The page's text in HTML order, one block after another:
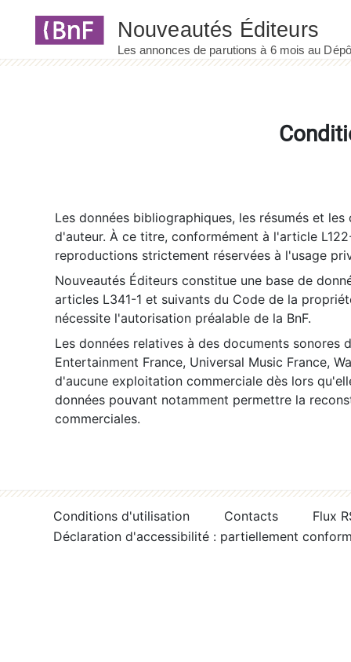
Les données bibliographiques, les résumés et
d'auteur. À ce titre, conformément à l'article
reproductions strictement réservées à l'usage
Nouveautés Éditeurs constitue une base de
articles L341-1 et suivants du Code de la
nécessite l'autorisation préalable de la BnF.
Les données relatives à des documents sonores
Entertainment France, Universal Music France,
d'aucune exploitation commerciale dès lors
données pouvant notamment permettre la
commerciales.
Conditions d'utilisation Contacts
Flux
Déclaration d'accessibilité : partiellement